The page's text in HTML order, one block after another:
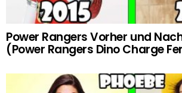
Power Rangers Vorher und
(Power Rangers Dino Charge